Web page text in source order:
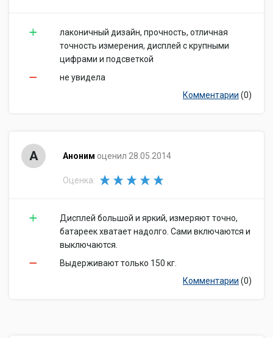
лаконичный дизайн, прочность, отличная
точность измерения, дисплей с крупными
цифрами и подсветкой
не увидела
Комментарии (0)
А Аноним оценил 28.05.2014
Оценка:
Дисплей большой и яркий, измеряют точно,
батареек хватает надолго. Сами включаются и
выключаются.
Выдерживают только 150 кг.
Комментарии (0)